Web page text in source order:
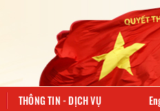
THÔNG TIN - DỊCH VỤ